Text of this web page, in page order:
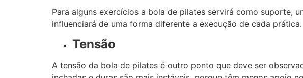
Para alguns exercícios a bola de pilates servirá como suporte,
influenciará de uma forma diferente a execução de cada prática.
Tensão
A tensão da bola de pilates é outro ponto que deve ser